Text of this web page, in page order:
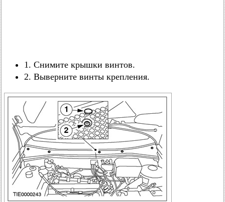
1. Снимите крышки винтов.
2. Выверните винты крепления.